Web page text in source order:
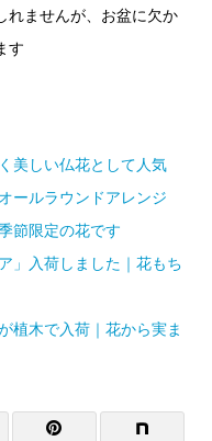
れませんが、お盆に欠か
す
美しい仏花として人気
ールラウンドアレンジ
節限定の花です
」入荷しました｜花もち
植木で入荷｜花から実ま